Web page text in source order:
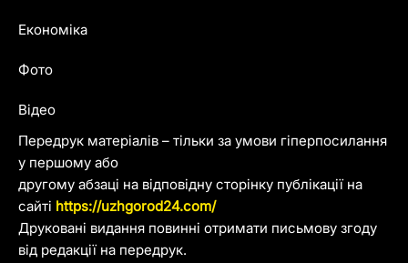
Передрук матеріалів – тільки за умови гіперпосилання
у першому або
другому абзаці на відповідну сторінку публікації на
сайті https://uzhgorod24.com/
Друковані видання повинні отримати письмову згоду
від редакції на передрук.
Економіка
Фото
Відео